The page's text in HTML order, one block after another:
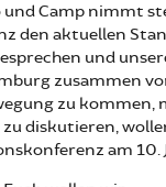
Camp nimmt
den aktuellen
und
zusammen
zu kommen,
diskutieren,
am 10.